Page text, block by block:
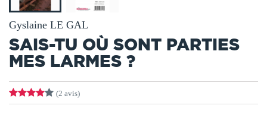
Gyslaine LE GAL
SAIS-TU OÙ SONT PARTIES
MES LARMES ?
(2 avis)